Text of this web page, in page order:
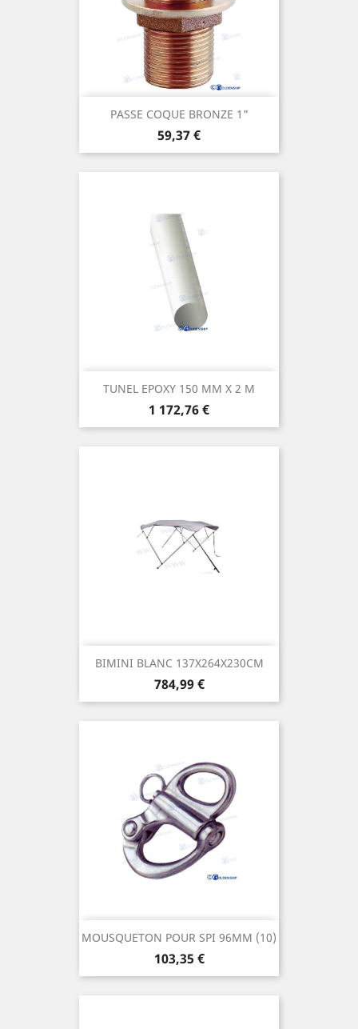
PASSE COQUE BRONZE 1"
Prix
59,37 €
TUNEL EPOXY 150 MM X 2 M
Prix
1 172,76 €
BIMINI BLANC 137X264X230CM
Prix
784,99 €
MOUSQUETON POUR SPI 96MM (10)
Prix
103,35 €